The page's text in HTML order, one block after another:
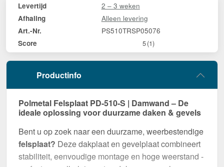
Levertijd 2 – 3 weken
Afhaling Alleen levering
Art.-Nr. PS510TRSP05076
Score 5(1)
Productinfo
Polmetal Felsplaat PD-510-S | Damwand – De
ideale oplossing voor duurzame daken & gevels
Bent u op zoek naar een duurzame, weerbestendige
felsplaat? Deze dakplaat en gevelplaat combineert
stabiliteit, eenvoudige montage en hoge weerstand -